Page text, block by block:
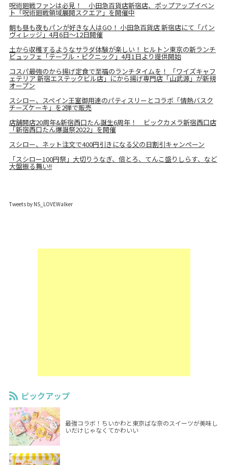
呪術廻戦ファンは必見！ 小田急百貨店新宿店、ポップアップイベン
ト「呪術廻戦領域展開スクエア」を開催中
朝も昼も夜もパンが好きな人はGO！ 小田急百貨店 新宿店にて「パン
ヴィレッジ」4月6日～12日開催
土から収穫するようなサラダ体験が楽しい！ ヒルトン東京の新ランチ
ビュッフェ「テーブル・ピクニック」4月1日より提供開始
コスパ最強のから揚げ定食で至福のランチタイムを！ 「ワイズキャフ
ェテリア 新宿エステックビル店」にから揚げ専門店「山武源」が新規
オープン
スシロー、スペイン王室御用達のパティスリーとコラボ「情熱バスク
チーズケーキ」を2弾で販売
店舗開店20周年&新宿西口たん誕生6周年！ ビックカメラ新宿西口店
「新宿西口たん爆誕祭2022」を開催
スシロー、ネット注文で400円引きになる父の日割引キャンペーン
「スシロー100円祭」大切りうなぎ、倍とろ、てんこ盛りしらす、など
大盤振る舞い!!
Tweets by NS_LOVEWalker
ピックアップ
最強コラボ！ちいかわと東京ばな奈のスイーツが美味し
いだけじゃなくてかわいい